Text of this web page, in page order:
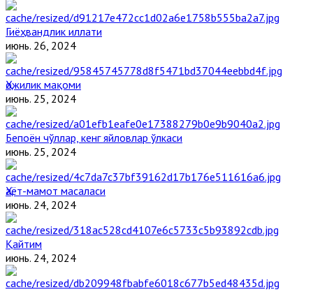
Гиёҳвандлик иллати
июнь. 26, 2024
Ҳожилик мақоми
июнь. 25, 2024
Бепоён чўллар, кенг яйловлар ўлкаси
июнь. 25, 2024
Ҳаёт-мамот масаласи
июнь. 24, 2024
Қайтим
июнь. 24, 2024